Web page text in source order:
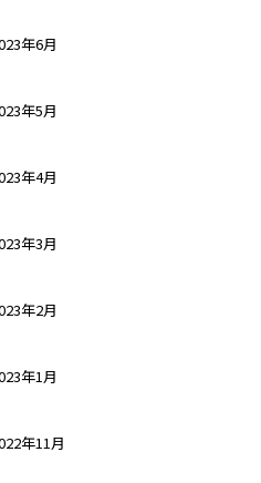
年6月
年5月
年4月
年3月
年2月
年1月
年11月